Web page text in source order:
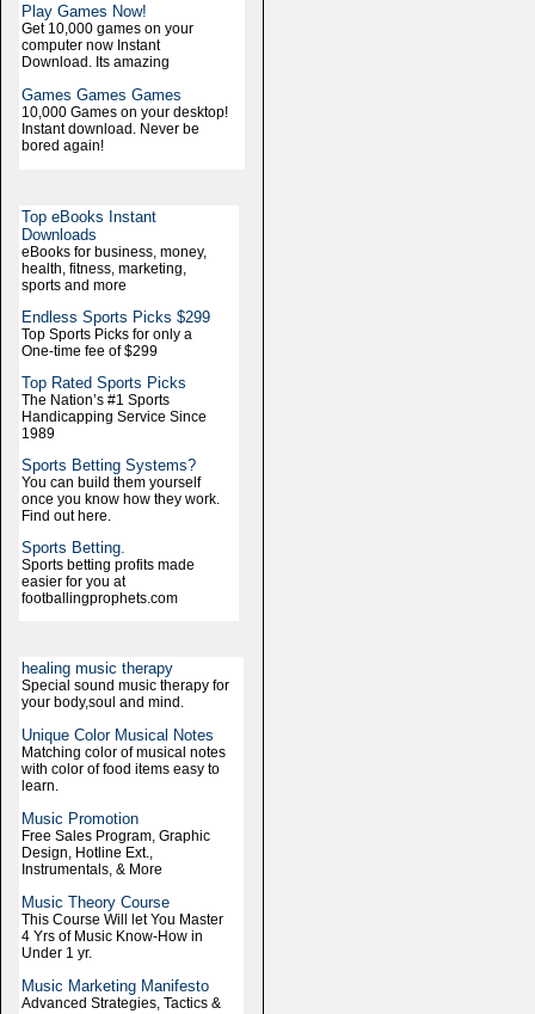
Play Games Now!
Get 10,000 games on your
computer now Instant
Download. Its amazing
Games Games Games
10,000 Games on your desktop!
Instant download. Never be
bored again!
Top eBooks Instant
Downloads
eBooks for business, money,
health, fitness, marketing,
sports and more
Endless Sports Picks $299
Top Sports Picks for only a
One-time fee of $299
Top Rated Sports Picks
The Nation’s #1 Sports
Handicapping Service Since
1989
Sports Betting Systems?
You can build them yourself
once you know how they work.
Find out here.
Sports Betting.
Sports betting profits made
easier for you at
footballingprophets.com
healing music therapy
Special sound music therapy for
your body,soul and mind.
Unique Color Musical Notes
Matching color of musical notes
with color of food items easy to
learn.
Music Promotion
Free Sales Program, Graphic
Design, Hotline Ext.,
Instrumentals, & More
Music Theory Course
This Course Will let You Master
4 Yrs of Music Know-How in
Under 1 yr.
Music Marketing Manifesto
Advanced Strategies, Tactics &